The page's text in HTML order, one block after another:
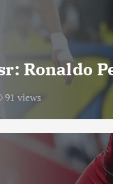
Ronaldo
91 views